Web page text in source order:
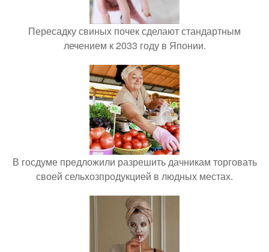
Пересадку свиных почек сделают стандартным
лечением к 2033 году в Японии.
В госдуме предложили разрешить дачникам торговать
своей сельхозпродукцией в людных местах.